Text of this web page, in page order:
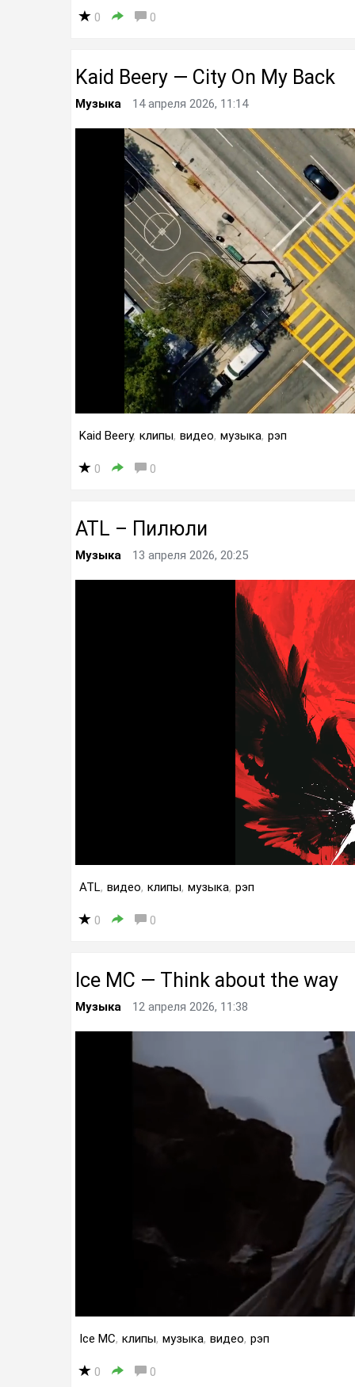
0 0
Kaid Beery — City On My Back
Музыка 14 апреля 2026, 11:14
Kaid Beery, клипы, видео, музыка, рэп
0 0
ATL – Пилюли
Музыка 13 апреля 2026, 20:25
ATL, видео, клипы, музыка, рэп
0 0
Ice MC — Think about the way
Музыка 12 апреля 2026, 11:38
Ice MC, клипы, музыка, видео, рэп
0 0